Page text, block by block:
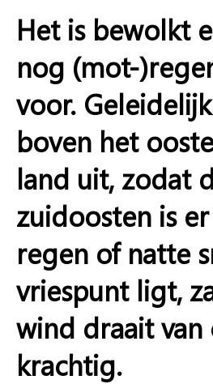
Het is bewolkt
nog (mot-
voor.
boven het
land uit, zodat
zuidoosten is
regen of natte
vriespunt ligt,
wind draait van
krachtig.